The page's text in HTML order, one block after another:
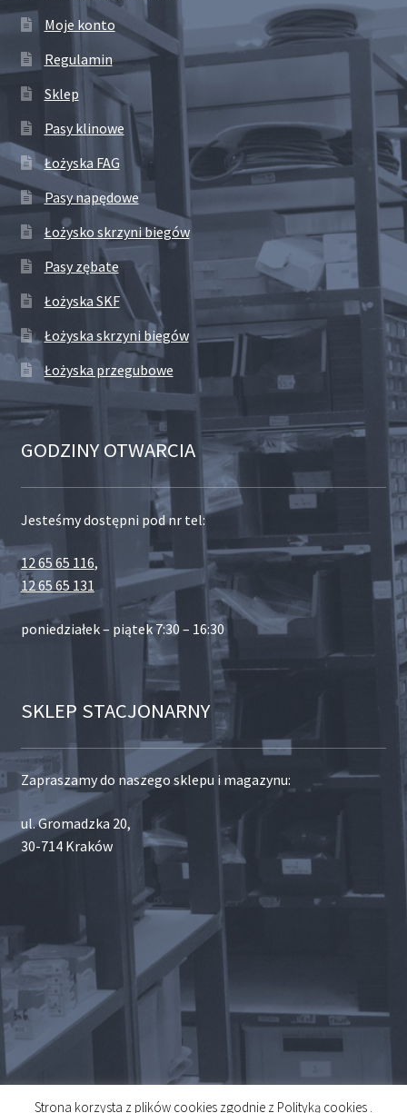
Moje konto
Regulamin
Sklep
Pasy klinowe
Łożyska FAG
Pasy napędowe
Łożysko skrzyni biegów
Pasy zębate
Łożyska SKF
Łożyska skrzyni biegów
Łożyska przegubowe
GODZINY OTWARCIA
Jesteśmy dostępni pod nr tel:
12 65 65 116,
12 65 65 131
poniedziałek – piątek 7:30 – 16:30
SKLEP STACJONARNY
Zapraszamy do naszego sklepu i magazynu:
ul. Gromadzka 20,
30-714 Kraków
Strona korzysta z plików cookies zgodnie z Polityką cookies .